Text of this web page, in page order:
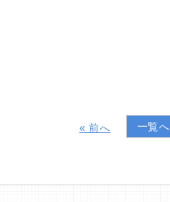
« 前へ 一覧へ